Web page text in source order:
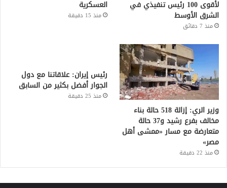
لأقوى 100 رئيس تنفيذي في
الشرق الأوسط
منذ 7 دقائق
العسكرية
منذ 15 دقيقة
وزير الري: إزالة 518 حالة بناء
مخالف بفرع رشيد و37 حالة
متعارضة مع مسار «ممشى أهل
مصر»
منذ 22 دقيقة
رئيس إيران: علاقاتنا مع دول
الجوار أفضل بكثير من السابق
منذ 25 دقيقة